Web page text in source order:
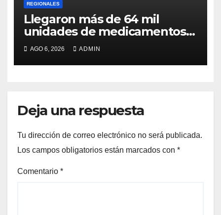
REGIONALES
Llegaron más de 64 mil
unidades de medicamentos e
insumos
AGO 6, 2026 ADMIN
Deja una respuesta
Tu dirección de correo electrónico no será publicada.
Los campos obligatorios están marcados con *
Comentario *